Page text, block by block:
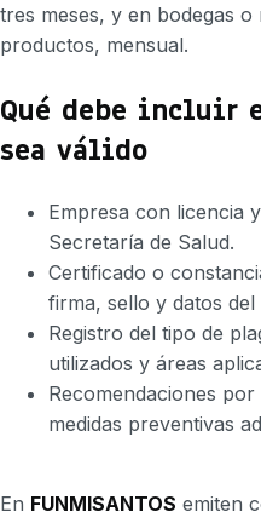
tres meses, y en bodegas
productos, mensual.
Qué debe incluir
sea válido
Empresa con licencia
Secretaría de Salud.
Certificado o
firma, sello y datos del
Registro del tipo de
utilizados y áreas
Recomendaciones
medidas preventivas
En FUNMISANTOS emiten